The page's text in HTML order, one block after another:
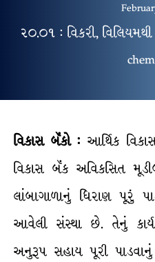
૨૦.૦૧ : વિકરી,
વિકાસ બૅંકો : આર્થિક
વિકાસ બૅંક અવિકસિત
લાંબાગાળાનું ધિરાણ પૂરું
આવેલી સંસ્થા છે. તેનું
અનુરૂપ સહાય પૂરી